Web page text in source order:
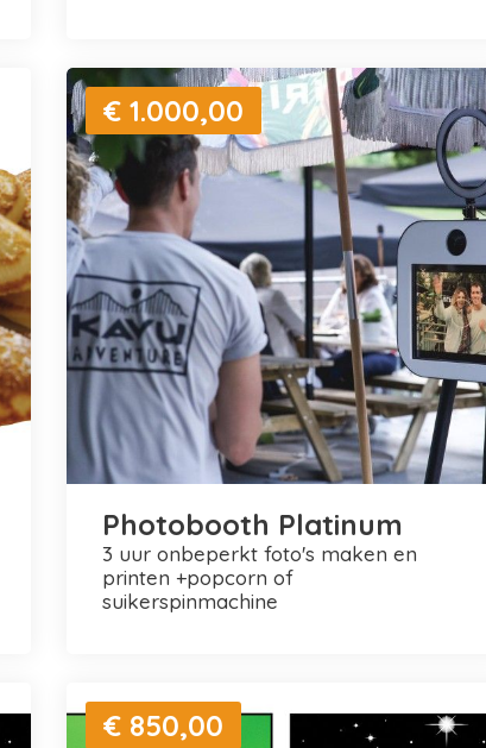
€ 1.000,00
Photobooth Platinum
3 uur onbeperkt foto's maken en
printen +popcorn of
suikerspinmachine
€ 850,00